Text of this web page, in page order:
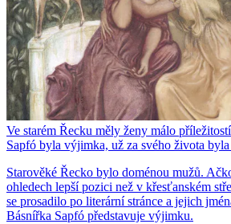
Ve starém Řecku měly ženy málo
Sapfó byla výjimka, už za svého života
Starověké Řecko bylo doménou mužů.
ohledech lepší pozici než v křesťanském
se prosadilo po literární stránce a jejich
Básnířka Sapfó představuje výjimku.